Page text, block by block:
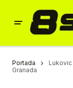
Portada
Granada